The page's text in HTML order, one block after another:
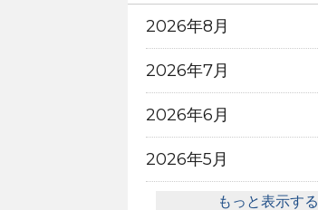
2026年8月
2026年7月
2026年6月
2026年5月
もっと表示する